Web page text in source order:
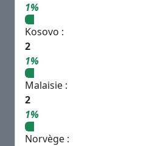
1%
Kosovo :
2
1%
Malaisie :
2
1%
Norvège :